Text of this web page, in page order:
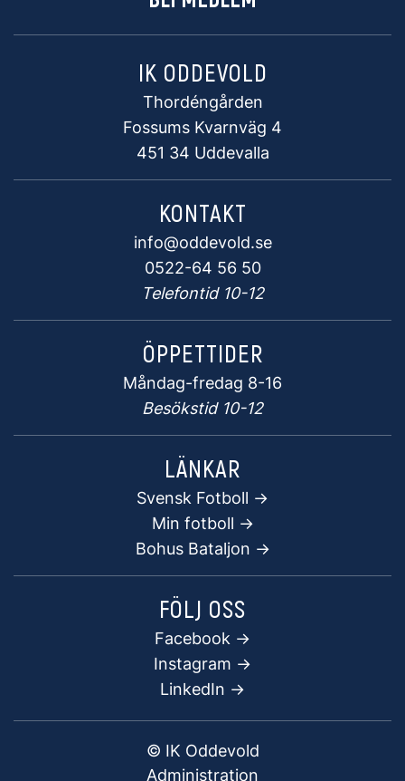
IK ODDEVOLD
Thordéngården
Fossums Kvarnväg 4
451 34 Uddevalla
KONTAKT
info@oddevold.se
0522-64 56 50
Telefontid 10-12
ÖPPETTIDER
Måndag-fredag 8-16
Besökstid 10-12
LÄNKAR
Svensk Fotboll ->
Min fotboll ->
Bohus Bataljon ->
FÖLJ OSS
Facebook ->
Instagram ->
LinkedIn ->
© IK Oddevold
Administration